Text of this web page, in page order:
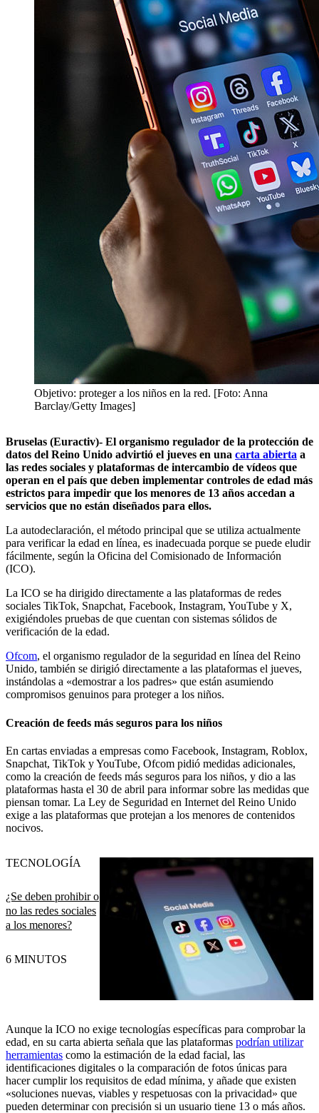
Objetivo: proteger a los niños en la red. [Foto: Anna
Barclay/Getty Images]
Bruselas (Euractiv)- El organismo regulador de la protección de
datos del Reino Unido advirtió el jueves en una carta abierta a
las redes sociales y plataformas de intercambio de vídeos que
operan en el país que deben implementar controles de edad más
estrictos para impedir que los menores de 13 años accedan a
servicios que no están diseñados para ellos.
La autodeclaración, el método principal que se utiliza actualmente
para verificar la edad en línea, es inadecuada porque se puede eludir
fácilmente, según la Oficina del Comisionado de Información
(ICO).
La ICO se ha dirigido directamente a las plataformas de redes
sociales TikTok, Snapchat, Facebook, Instagram, YouTube y X,
exigiéndoles pruebas de que cuentan con sistemas sólidos de
verificación de la edad.
Ofcom, el organismo regulador de la seguridad en línea del Reino
Unido, también se dirigió directamente a las plataformas el jueves,
instándolas a «demostrar a los padres» que están asumiendo
compromisos genuinos para proteger a los niños.
Creación de feeds más seguros para los niños
En cartas enviadas a empresas como Facebook, Instagram, Roblox,
Snapchat, TikTok y YouTube, Ofcom pidió medidas adicionales,
como la creación de feeds más seguros para los niños, y dio a las
plataformas hasta el 30 de abril para informar sobre las medidas que
piensan tomar. La Ley de Seguridad en Internet del Reino Unido
exige a las plataformas que protejan a los menores de contenidos
nocivos.
¿Se deben prohibir o
no las redes sociales
a los menores?
TECNOLOGÍA
6 MINUTOS
Aunque la ICO no exige tecnologías específicas para comprobar la
edad, en su carta abierta señala que las plataformas podrían utilizar
herramientas como la estimación de la edad facial, las
identificaciones digitales o la comparación de fotos únicas para
hacer cumplir los requisitos de edad mínima, y añade que existen
«soluciones nuevas, viables y respetuosas con la privacidad» que
pueden determinar con precisión si un usuario tiene 13 o más años.